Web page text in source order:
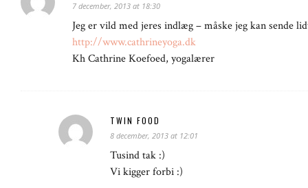
7 december, 2013 at 18:30
Jeg er vild med jeres indlæg – måske jeg kan sende
http://www.cathrineyoga.dk
Kh Cathrine Koefoed, yogalærer
TWIN FOOD
8 december, 2013 at 12:01
Tusind tak :)
Vi kigger forbi :)